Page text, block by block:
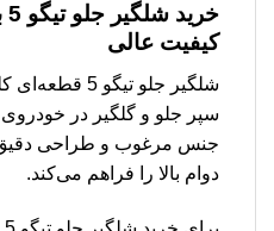
کیفیت عالی
شلگیر جلو
جنس مرغوب و طراحی
دوام بالا را فراهم می‌کند.